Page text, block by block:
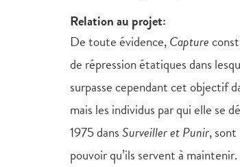
Relation au projet:
De toute évidence,Capture
de répression étatiques dans
surpasse cependant cet objectif
mais les individus par qui elle se
1975 dansSurveiller et Punir,
pouvoir qu’ils servent à